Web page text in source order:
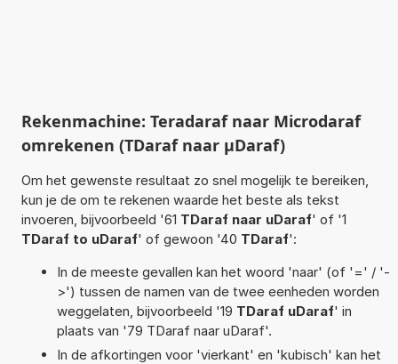
Rekenmachine: Teradaraf naar Microdaraf
omrekenen (TDaraf naar µDaraf)
Om het gewenste resultaat zo snel mogelijk te bereiken,
kun je de om te rekenen waarde het beste als tekst
invoeren, bijvoorbeeld '61 TDaraf naar uDaraf' of '1
TDaraf to uDaraf' of gewoon '40 TDaraf':
In de meeste gevallen kan het woord 'naar' (of '=' / '-
>') tussen de namen van de twee eenheden worden
weggelaten, bijvoorbeeld '19 TDaraf uDaraf' in
plaats van '79 TDaraf naar uDaraf'.
In de afkortingen voor 'vierkant' en 'kubisch' kan het